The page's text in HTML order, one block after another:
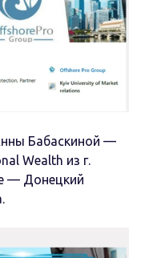
Бабаскиной —
Wealth из г.
— Донецкий